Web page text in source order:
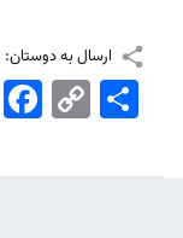
ارسال به دوستان:
Copy
Link
اشتراک